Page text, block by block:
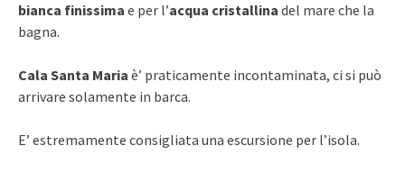
bianca finissima e per l’acqua cristallina del mare che la
bagna.
Cala Santa Maria è’ praticamente incontaminata, ci si può
arrivare solamente in barca.
E’ estremamente consigliata una escursione per l’isola.